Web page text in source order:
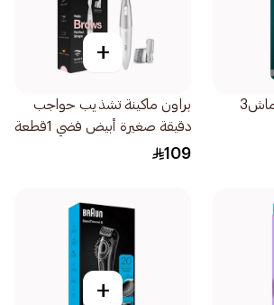
جيليت ماكينة حلاقة ماش3
+
براون ماكينة تشذيب حواجب
دقيقة صغيرة أبيض فضي 1قطعة
109
+